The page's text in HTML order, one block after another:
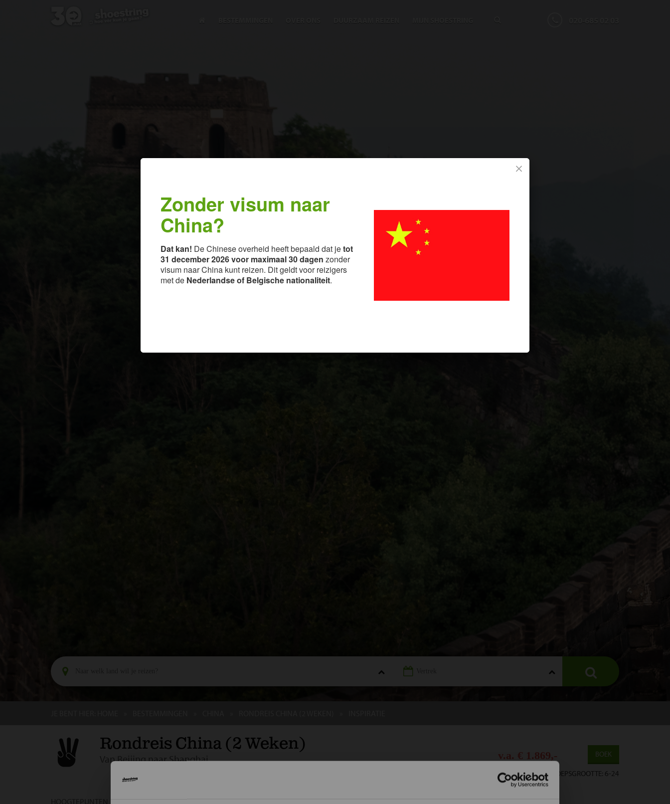
Rondreis China (2 Weken)
Van Beijing naar Shanghai BOEK
v.a. € 1.869,-
GROEPSGROOTTE: 6-24
|
15 DAGEN
Zonder visum naar
China?
Dat kan! De Chinese overheid heeft bepaald dat jetot
31 december 2026 voor maximaal 30 dagen zonder
visum naar China kunt reizen. Dit geldt voor reizigers
met de Nederlandse of Belgische nationaliteit.